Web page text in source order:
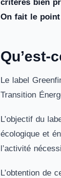
critères bien
On fait le
Qu’est-
Le label
Transition
L’objectif du
écologique et
l’activité
L’obtention de